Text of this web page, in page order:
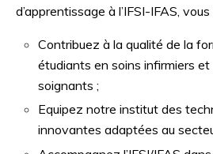
d’apprentissage à l’IFSI-IFAS, vous
Contribuez à la qualité de la
étudiants en soins infirmiers
soignants ;
Equipez notre institut des
innovantes adaptées au